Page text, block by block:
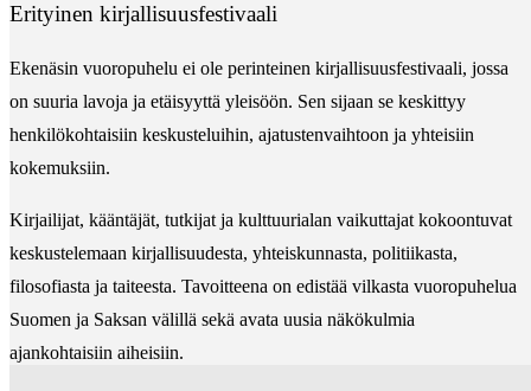
Erityinen kirjallisuusfestivaali
Ekenäsin vuoropuhelu ei ole perinteinen kirjallisuusfestivaali, jossa
on suuria lavoja ja etäisyyttä yleisöön. Sen sijaan se keskittyy
henkilökohtaisiin keskusteluihin, ajatustenvaihtoon ja yhteisiin
kokemuksiin.
Kirjailijat, kääntäjät, tutkijat ja kulttuurialan vaikuttajat kokoontuvat
keskustelemaan kirjallisuudesta, yhteiskunnasta, politiikasta,
filosofiasta ja taiteesta. Tavoitteena on edistää vilkasta vuoropuhelua
Suomen ja Saksan välillä sekä avata uusia näkökulmia
ajankohtaisiin aiheisiin.